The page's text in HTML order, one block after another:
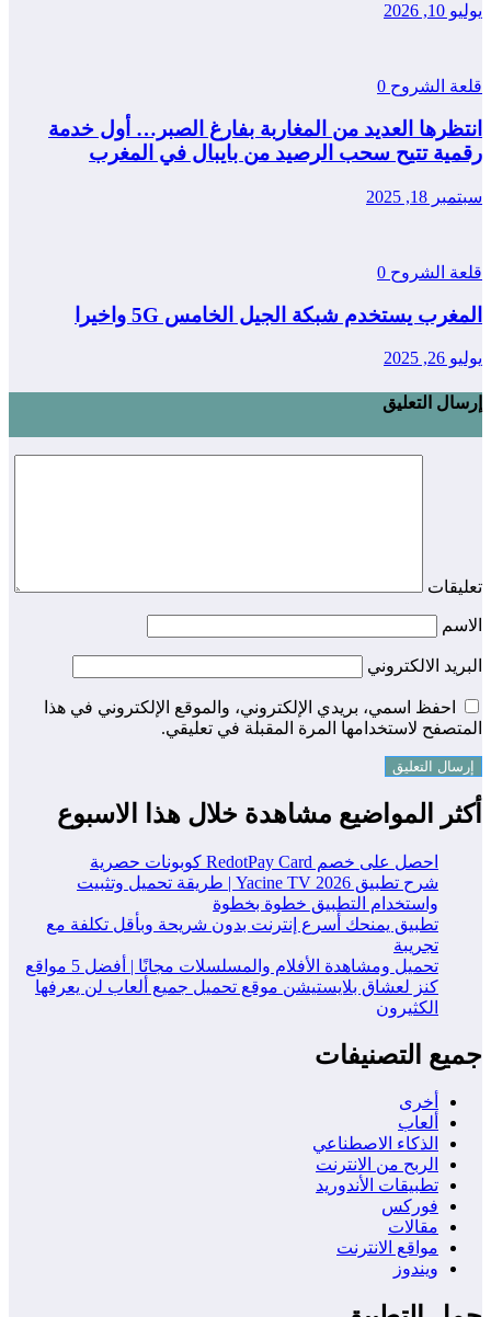
يوليو 10, 2026
قلعة الشروح 0
انتظرها العديد من المغاربة بفارغ الصبر… أول خدمة
رقمية تتيح سحب الرصيد من بايبال في المغرب
سبتمبر 18, 2025
قلعة الشروح 0
المغرب يستخدم شبكة الجيل الخامس 5G واخيرا
يوليو 26, 2025
إرسال التعليق
تعليقات
الاسم
البريد الالكتروني
احفظ اسمي، بريدي الإلكتروني، والموقع الإلكتروني في هذا
المتصفح لاستخدامها المرة المقبلة في تعليقي.
أكثر المواضيع مشاهدة خلال هذا الاسبوع
احصل على خصم RedotPay Card كوبونات حصرية
شرح تطبيق Yacine TV 2026 | طريقة تحميل وتثبيت
واستخدام التطبيق خطوة بخطوة
تطبيق يمنحك أسرع إنترنت بدون شريحة وبأقل تكلفة مع
تجريبة
تحميل ومشاهدة الأفلام والمسلسلات مجانًا | أفضل 5 مواقع
كنز لعشاق بلايستيشن موقع تحميل جميع ألعاب لن يعرفها
الكثيرون
جميع التصنيفات
أخرى
ألعاب
الذكاء الاصطناعي
الربح من الانترنت
تطبيقات الأندوريد
فوركس
مقالات
مواقع الانترنت
ويندوز